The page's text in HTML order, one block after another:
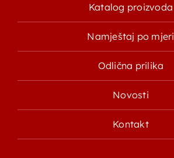
Katalog proizvoda
Namještaj po mjeri
Odlična prilika
Novosti
Kontakt